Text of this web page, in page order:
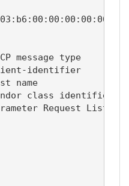
message type         8
identifier
name
class identifier
Request List